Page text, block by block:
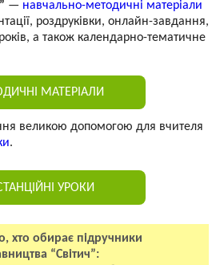
— навчально-методичні матеріали
роздруківки, онлайн-завдання,
а також календарно-тематичне
МАТЕРІАЛИ
великою допомогою для вчителя
.
УРОКИ
хто обирає підручники
“Світич”: